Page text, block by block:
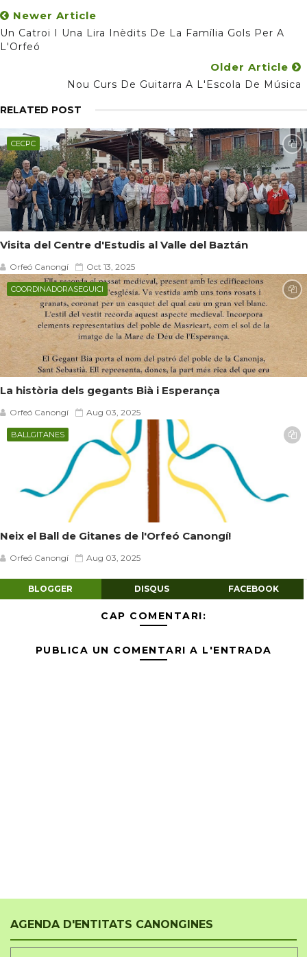
Newer Article
Un Catroi I Una Lira Inèdits De La Família Gols Per A
L'Orfeó
Older Article
Nou Curs De Guitarra A L'Escola De Música
RELATED POST
CECPC
Visita del Centre d'Estudis al Valle del Baztán
Orfeó Canongí Oct 13, 2025
COORDINADORASEGUICI
La història dels gegants Bià i Esperança
Orfeó Canongí Aug 03, 2025
BALLGITANES
Neix el Ball de Gitanes de l'Orfeó Canongí!
Orfeó Canongí Aug 03, 2025
BLOGGER DISQUS FACEBOOK
CAP COMENTARI:
PUBLICA UN COMENTARI A L'ENTRADA
AGENDA D'ENTITATS CANONGINES